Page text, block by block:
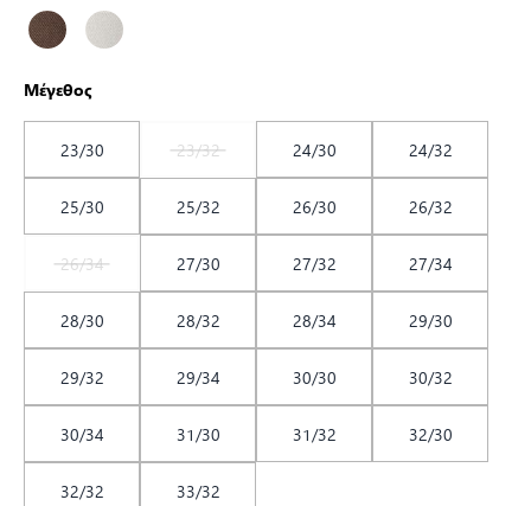
Μέγεθος
23/30 23/32 24/30
24/32
25/30
25/32 26/30
26/32
26/34
27/30 27/32
27/34
28/30
28/32 28/34
29/30
29/32
29/34 30/30
30/32
30/34
31/30 31/32
32/30
32/32
33/32